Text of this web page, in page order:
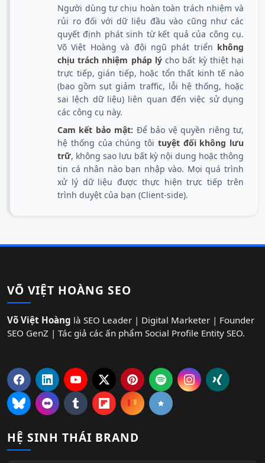
Người dùng tự chịu hoàn toàn trách nhiệm và
rủi ro đối với dữ liệu đầu vào cũng như các
quyết định phát sinh từ kết quả của công cụ.
Võ Việt Hoàng và đội ngũ phát triển không
chịu trách nhiệm pháp lýcho bất kỳ thiệt hại
trực tiếp, gián tiếp, hoặc tổn thất kinh tế nào
(bao gồm sụt giảm traffic, lỗi hệ thống, hoặc
sai lệch dữ liệu) liên quan đến việc sử dụng
các công cụ này.
Cam kết bảo mật: Để bảo vệ quyền riêng tư,
hệ thống của chúng tôi tuyệt đối không lưu
trữ, không sao lưu bất kỳ nội dung hoặc thông
tin cá nhân nào bạn nhập vào. Mọi quá trình
xử lý dữ liệu được thực hiện trực tiếp trên
trình duyệt của bạn (Client-side).
VÕ VIỆT HOÀNG SEO
Võ Việt Hoàng là SEO Leader | Digital Marketer | Founder
SEO GenZ | Tác giả các ấn phẩm Social Profile Entity SEO.
HỆ SINH THÁI BRAND